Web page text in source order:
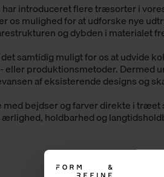
har introduceret flere træsorter i
os mulighed for at udforske nye
og dybden i materialet
samtidigmuligt for os at udvide
eller produktionsmetoder.Dermed
af eksisterende designs og
med bejdser og farver direkte i
holdbarhed og